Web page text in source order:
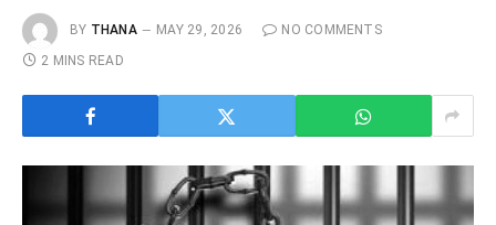
BY THANA MAY 29, 2026
NO COMMENTS
2 MINS READ